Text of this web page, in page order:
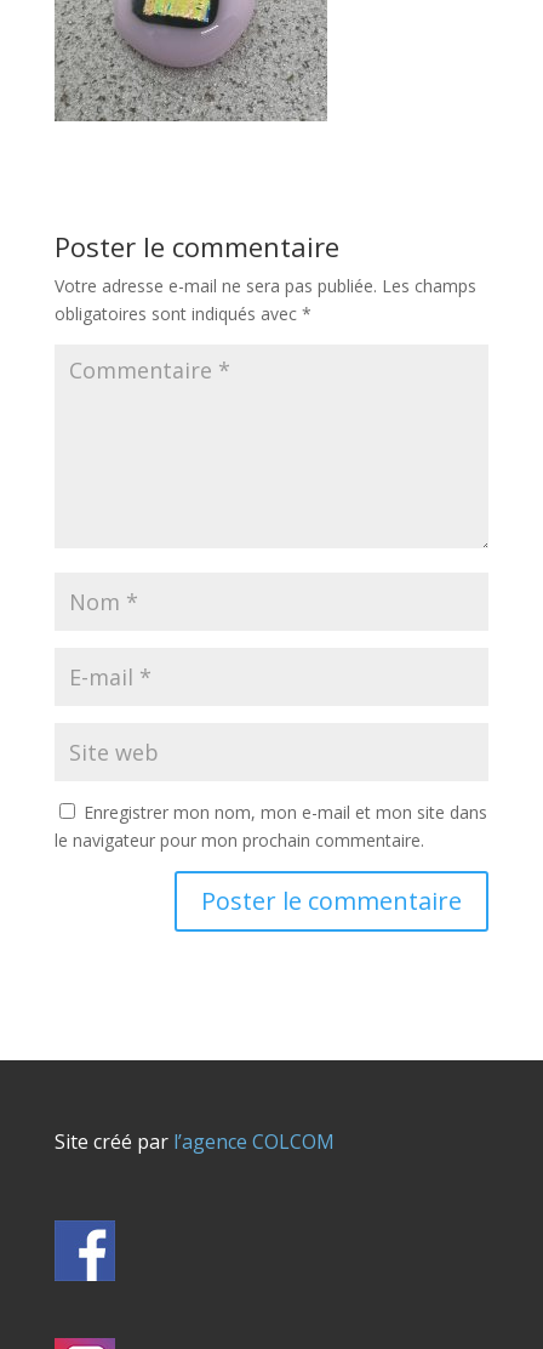
Poster le commentaire
Votre adresse e-mail ne sera pas publiée. Les champs
obligatoires sont indiqués avec *
Enregistrer mon nom, mon e-mail et mon site dans
le navigateur pour mon prochain commentaire.
Site créé parl’agence COLCOM